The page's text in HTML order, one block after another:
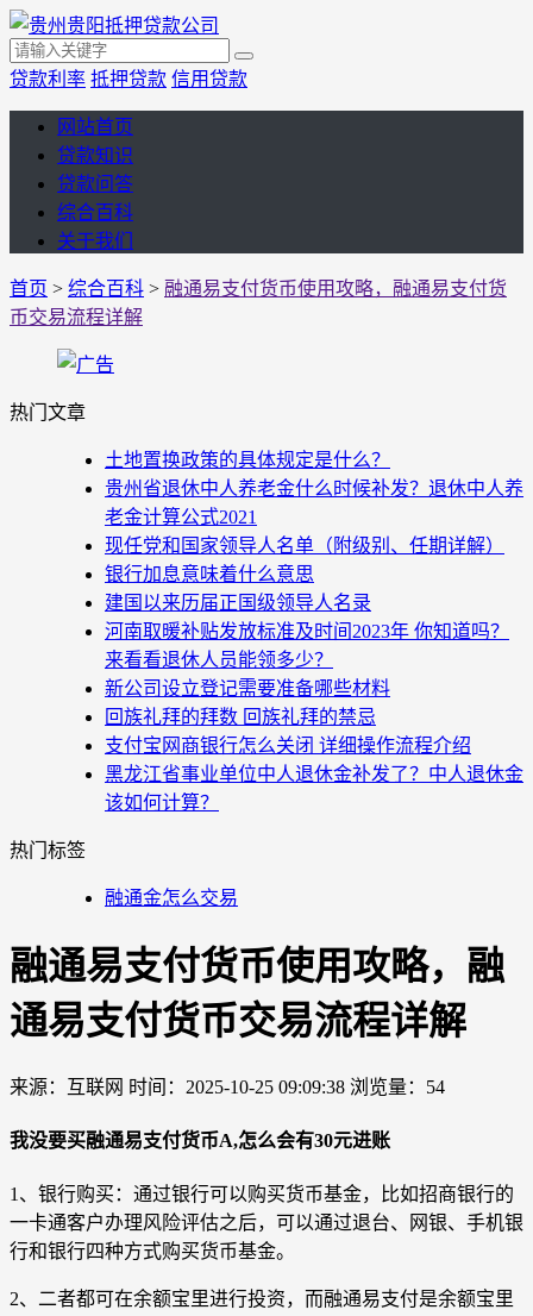
贷款利率 抵押贷款 信用贷款
网站首页
贷款知识
贷款问答
综合百科
关于我们
首页 > 综合百科 > 融通易支付货币使用攻略，融通易支付货
币交易流程详解
热门文章
土地置换政策的具体规定是什么？
贵州省退休中人养老金什么时候补发？退休中人养
老金计算公式2021
现任党和国家领导人名单（附级别、任期详解）
银行加息意味着什么意思
建国以来历届正国级领导人名录
河南取暖补贴发放标准及时间2023年 你知道吗？
来看看退休人员能领多少？
新公司设立登记需要准备哪些材料
回族礼拜的拜数 回族礼拜的禁忌
支付宝网商银行怎么关闭 详细操作流程介绍
黑龙江省事业单位中人退休金补发了？中人退休金
该如何计算？
热门标签
融通金怎么交易
融通易支付货币使用攻略，融
通易支付货币交易流程详解
来源：互联网 时间：2025-10-25 09:09:38 浏览量：54
我没要买融通易支付货币A,怎么会有30元进账
1、银行购买：通过银行可以购买货币基金，比如招商银行的
一卡通客户办理风险评估之后，可以通过退台、网银、手机银
行和银行四种方式购买货币基金。
2、二者都可在余额宝里进行投资，而融通易支付是余额宝里